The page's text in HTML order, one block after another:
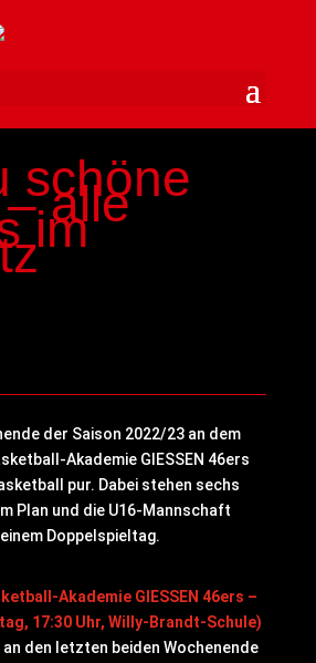
schöne
alle
im
der Saison 2022/23 an dem
Akademie GIESSEN 46ers
pur. Dabei stehen sechs
Plan und die U16-Mannschaft
Doppelspieltag.
Akademie GIESSEN 46ers –
17:30 Uhr, Willy-Brandt-Schule)
an den letzten beiden Wochenende